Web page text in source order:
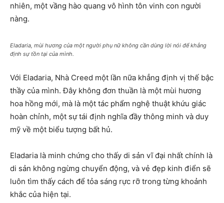
nhiên, một vầng hào quang vô hình tôn vinh con người
nàng.
Eladaria, mùi hương của một người phụ nữ không cần dùng lời nói để khẳng
định sự tồn tại của mình.
Với Eladaria, Nhà Creed một lần nữa khẳng định vị thế bậc
thầy của mình. Đây không đơn thuần là một mùi hương
hoa hồng mới, mà là một tác phẩm nghệ thuật khứu giác
hoàn chỉnh, một sự tái định nghĩa đầy thông minh và duy
mỹ về một biểu tượng bất hủ.
Eladaria là minh chứng cho thấy di sản vĩ đại nhất chính là
di sản không ngừng chuyển động, và vẻ đẹp kinh điển sẽ
luôn tìm thấy cách để tỏa sáng rực rỡ trong từng khoảnh
khắc của hiện tại.